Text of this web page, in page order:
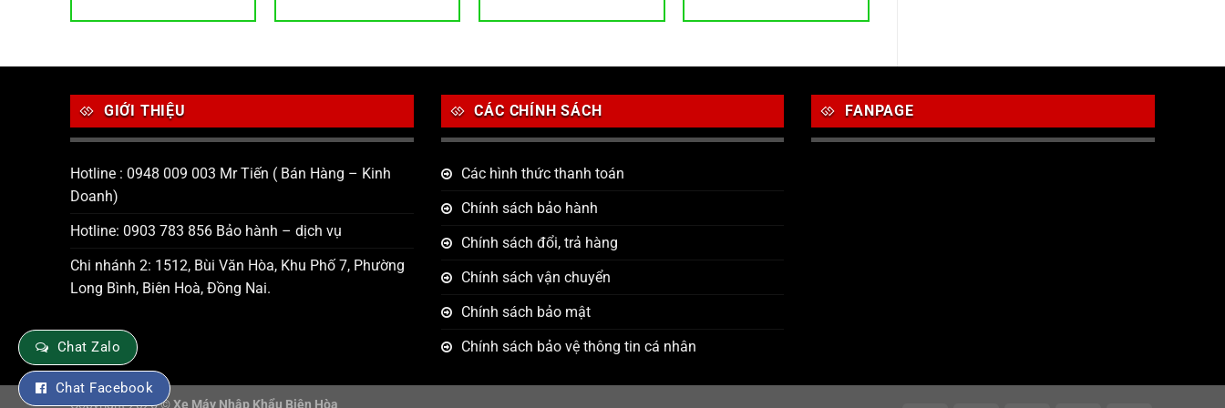
19,750 ₫.
GIỚI THIỆU
Hotline : 0948 009 003 Mr Tiến ( Bán Hàng – Kinh
Doanh)
Hotline: 0903 783 856 Bảo hành – dịch vụ
Chi nhánh 2: 1512, Bùi Văn Hòa, Khu Phố 7, Phường
Long Bình, Biên Hoà, Đồng Nai.
CÁC CHÍNH SÁCH
Các hình thức thanh toán
Chính sách bảo hành
Chính sách đổi, trả hàng
Chính sách vận chuyển
Chính sách bảo mật
Chính sách bảo vệ thông tin cá nhân
FANPAGE
Copyright 2026 © Xe Máy Nhập Khẩu Biên Hòa
Chat Zalo
Chat Facebook